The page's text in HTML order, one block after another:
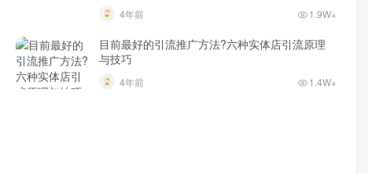
4年前 1.9W+
目前最好的引流推广方法?六种实体店引流原理
与技巧
4年前 1.4W+